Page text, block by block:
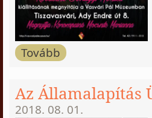
Tovább
Az Államalapítás
2018. 08. 01.